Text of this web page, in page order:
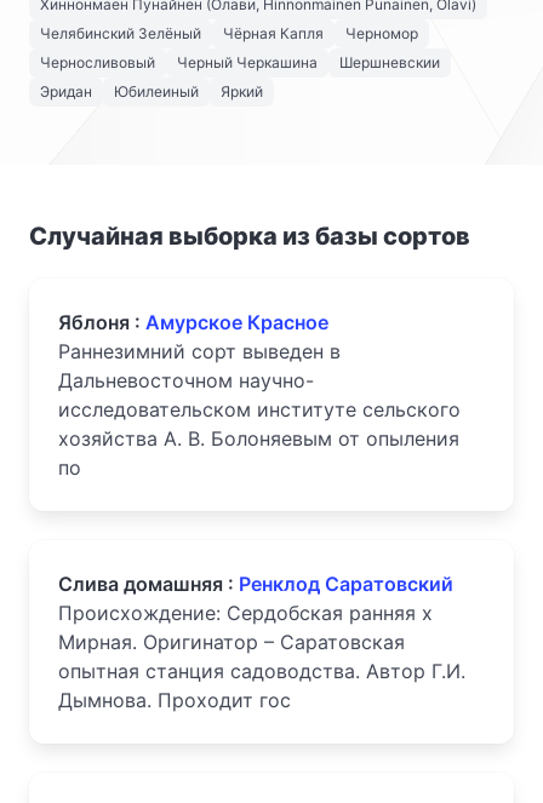
Хиннонмаен Пунайнен (Олави, Hinnonmainen Punainen, Olavi)
Челябинский Зелёный
Чёрная Капля
Черномор
Черносливовый
Черный Черкашина
Шершневскии
Эридан
Юбилеиный Яркий
Случайная выборка из базы сортов
Яблоня : Амурское Красное
Раннезимний сорт выведен в
Дальневосточном научно-
исследовательском институте сельского
хозяйства А. В. Болоняевым от опыления
по
Слива домашняя : Ренклод Саратовский
Происхождение: Сердобская ранняя х
Мирная. Оригинатор – Саратовская
опытная станция садоводства. Автор Г.И.
Дымнова. Проходит гос